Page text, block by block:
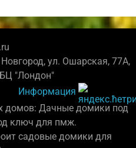
ул. Ошарская, 77А,
"Лондон"
Информация
домов: Дачные домики под
ключ для пмж.
садовые домики для